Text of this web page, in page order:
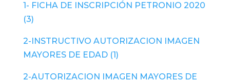
1- FICHA DE INSCRIPCIÓN PETRONIO 2020
(3)
2-INSTRUCTIVO AUTORIZACION IMAGEN
MAYORES DE EDAD (1)
2-AUTORIZACION IMAGEN MAYORES DE